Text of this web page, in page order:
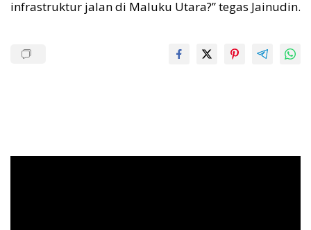
infrastruktur jalan di Maluku Utara?” tegas Jainudin.